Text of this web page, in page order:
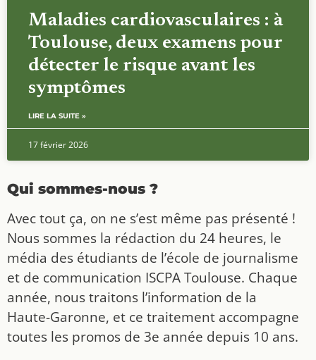
Maladies cardiovasculaires : à
Toulouse, deux examens pour
détecter le risque avant les
symptômes
LIRE LA SUITE »
17 février 2026
Qui sommes-nous ?
Avec tout ça, on ne s’est même pas présenté !
Nous sommes la rédaction du 24 heures, le
média des étudiants de l’école de journalisme
et de communication ISCPA Toulouse. Chaque
année, nous traitons l’information de la
Haute-Garonne, et ce traitement accompagne
toutes les promos de 3e année depuis 10 ans.